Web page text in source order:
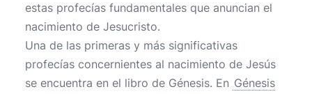
estas profecías fundamentales que anuncian el
nacimiento de Jesucristo.
Una de las primeras y más significativas
profecías concernientes al nacimiento de Jesús
se encuentra en el libro de Génesis. En Génesis